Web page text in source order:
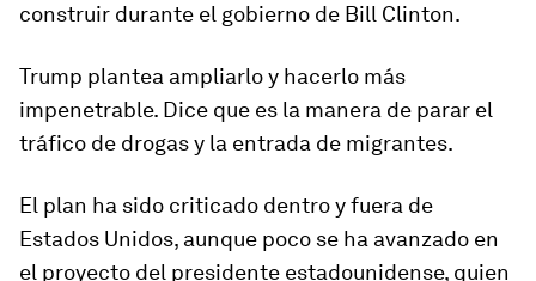
construir durante el gobierno de Bill Clinton.
Trump plantea ampliarlo y hacerlo más
impenetrable. Dice que es la manera de parar el
tráfico de drogas y la entrada de migrantes.
El plan ha sido criticado dentro y fuera de
Estados Unidos, aunque poco se ha avanzado en
el proyecto del presidente estadounidense, quien